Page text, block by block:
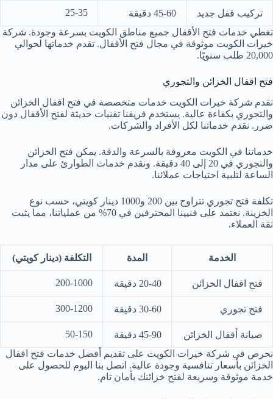
تركيب قفل جديد 45-60 دقيقة
25-35
تغطي خدمات فتح الأقفال جميع مناطق الكويت بسرعة وجودة. شركة
خيرات الكويت موثوقة في مجال فتح الأقفال. تقدم خدماتها لحوالي
20,000 طلب سنويًا.
فتح اقفال الخزائن والتجوري
تقدم شركة خيرات الكويت خدمات متخصصة في فتح اقفال الخزائن
والتجوري بكفاءة عالية. يستخدم فريقنا تقنيات حديثة لفتح الأقفال دون
ضرر. نقدم خدماتنا لكل الأفراد والشركات.
خدماتنا في الكويت معروفة بالسرعة والدقة. يمكن فتح الخزائن
والتجوري في 20 إلى 40 دقيقة. ونقدم خدمات الطوارئ على مدار
الساعة لتلبية احتياجات عملائنا.
تكلفة فتح تجوري تتراوح بين 200 و1000 دينار كويتي، حسب نوع
الخزينة. نعتمد على فنيينا المحترفين في 70% من عملياتنا، مما يثبت
ثقة العملاء.
الخدمة المدة التكلفة (دينار كويتي)
فتح اقفال الخزائن 20-40 دقيقة 200-1000
فتح تجوري 30-60 دقيقة 300-1200
صيانة أقفال الخزائن 45-90 دقيقة
50-150
نحرص في شركة خيرات الكويت على تقديم أفضل خدمات فتح اقفال
الخزائن بأسعار تنافسية وجودة عالية. اتصل بنا اليوم للحصول على
خدمة موثوقة وسريعة لفتح خزائنك بأمان تام.